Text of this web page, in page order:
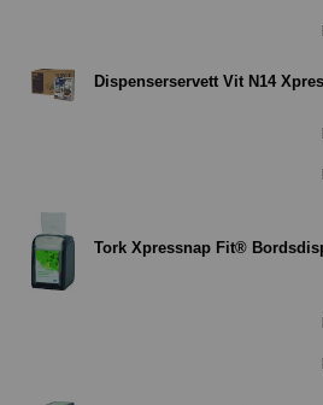
Dispenserservett Vit N14
Tork Xpressnap Fit®